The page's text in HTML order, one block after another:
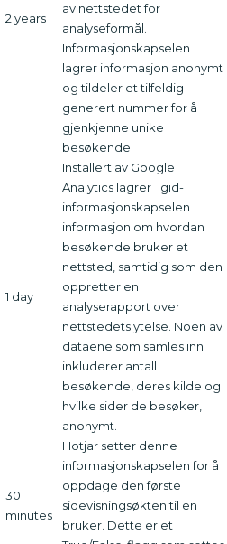
2 years
av nettstedet for
analyseformål.
Informasjonskapselen
lagrer informasjon anonymt
og tildeler et tilfeldig
generert nummer for å
gjenkjenne unike
besøkende.
1 day
Installert av Google
Analytics lagrer _gid-
informasjonskapselen
informasjon om hvordan
besøkende bruker et
nettsted, samtidig som den
oppretter en
analyserapport over
nettstedets ytelse. Noen av
dataene som samles inn
inkluderer antall
besøkende, deres kilde og
hvilke sider de besøker,
anonymt.
30
minutes
Hotjar setter denne
informasjonskapselen for å
oppdage den første
sidevisningsøkten til en
bruker. Dette er et